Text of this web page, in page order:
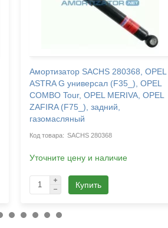
Амортизатор SACHS 280368, OPEL
ASTRA G универсал (F35_), OPEL
COMBO Tour, OPEL MERIVA, OPEL
ZAFIRA (F75_), задний,
газомасляный
SACHS 280368
Уточните цену и наличие
Купить